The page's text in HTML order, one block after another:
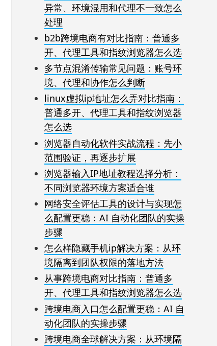
异常、环境混用和代理不一致怎么
处理
b2b跨境电商有对比指南：普通多
开、代理工具和指纹浏览器怎么选
多节点混淆传输常见问题：账号环
境、代理和协作怎么判断
linux虚拟ip地址怎么弄对比指南：
普通多开、代理工具和指纹浏览器
怎么选
浏览器自动化软件实战流程：先小
范围验证，再逐步扩展
浏览器输入IP地址教程选择分析：
不同浏览器环境方案适合谁
网络安全评估工具的设计与实现怎
么配置更稳：AI 自动化团队的实操
步骤
怎么样隐藏手机ip解决方案：从环
境隔离到团队权限的落地方法
从事跨境电商对比指南：普通多
开、代理工具和指纹浏览器怎么选
跨境电商入口怎么配置更稳：AI 自
动化团队的实操步骤
跨境电商全球解决方案：从环境隔